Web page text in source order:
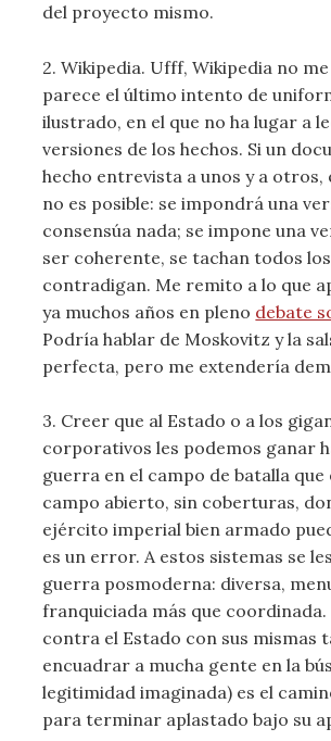
del proyecto mismo.
2. Wikipedia. Ufff, Wikipedia no
parece el último intento de
ilustrado, en el que no ha lugar a
versiones de los hechos. Si un
hecho entrevista a unos y a otros,
no es posible: se impondrá una
consensúa nada; se impone una
ser coherente, se tachan todos
contradigan. Me remito a lo que
ya muchos años en pleno debate
Podría hablar de Moskovitz y la
perfecta, pero me extendería
3. Creer que al Estado o a los
corporativos les podemos ganar
guerra en el campo de batalla que
campo abierto, sin coberturas,
ejército imperial bien armado
es un error. A estos sistemas se
guerra posmoderna: diversa,
franquiciada más que
contra el Estado con sus mismas
encuadrar a mucha gente en la
legitimidad imaginada) es el
para terminar aplastado bajo su